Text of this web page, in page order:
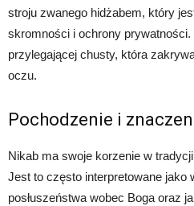
stroju zwanego hidżabem, który
skromności i ochrony prywatności.
przylegającej chusty, która
oczu.
Pochodzenie i
Nikab ma swoje korzenie w
Jest to często interpretowane jako
posłuszeństwa wobec Boga oraz